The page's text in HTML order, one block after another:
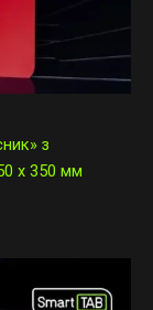
з
х 350 мм